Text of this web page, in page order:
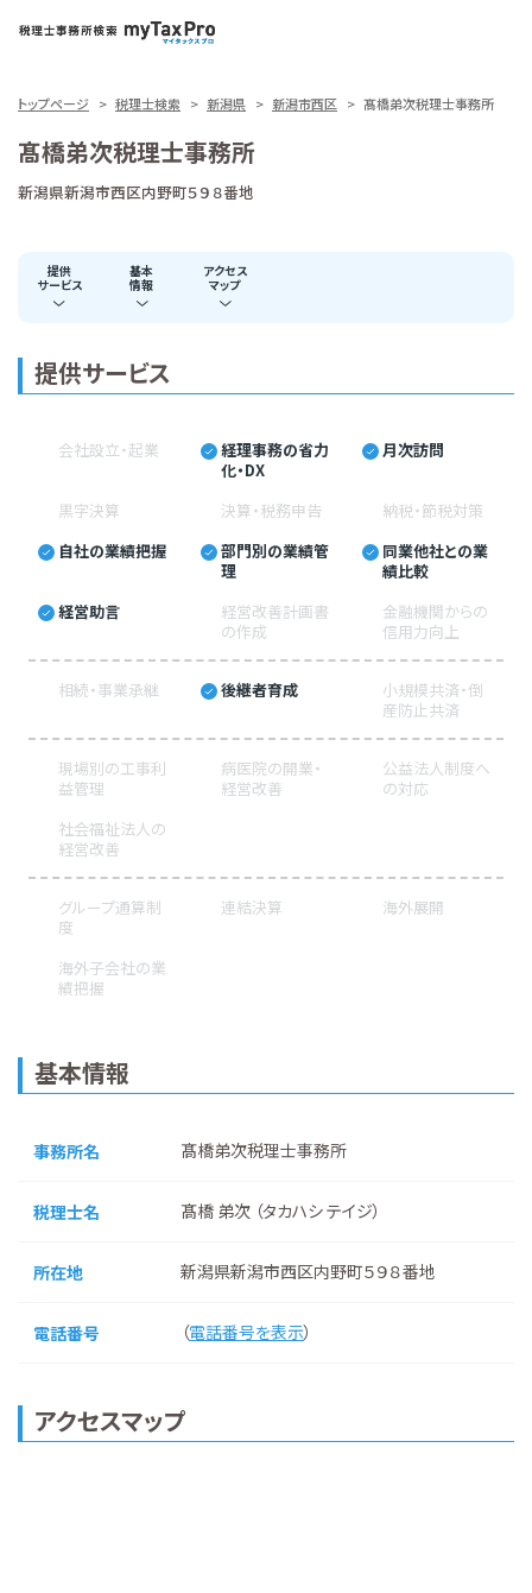
トップページ 税理士検索 新潟県 新潟市西区 髙橋弟次税理士事務所
髙橋弟次税理士事務所
新潟県新潟市西区内野町５９８番地
提供
サービス
基本
情報
アクセス
マップ
提供サービス
会社設立・起業
経理事務の省力
化・DX
月次訪問
黒字決算 決算・税務申告
納税・節税対策
自社の業績把握
部門別の業績管
理
同業他社との業
績比較
経営助言
経営改善計画書
の作成
金融機関からの
信用力向上
相続・事業承継 後継者育成
小規模共済・倒
産防止共済
現場別の工事利
益管理
病医院の開業・
経営改善
公益法人制度へ
の対応
社会福祉法人の
経営改善
グループ通算制
度
連結決算 海外展開
海外子会社の業
績把握
基本情報
事務所名 髙橋弟次税理士事務所
税理士名 髙橋 弟次 （タカハシ テイジ）
所在地 新潟県新潟市西区内野町５９８番地
電話番号 （電話番号を表示）
アクセスマップ